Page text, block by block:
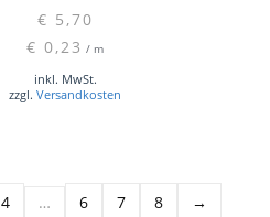
€ 5,70
€ 0,23 / m
inkl. MwSt.
zzgl.Versandkosten
4 … 6 7 8 →